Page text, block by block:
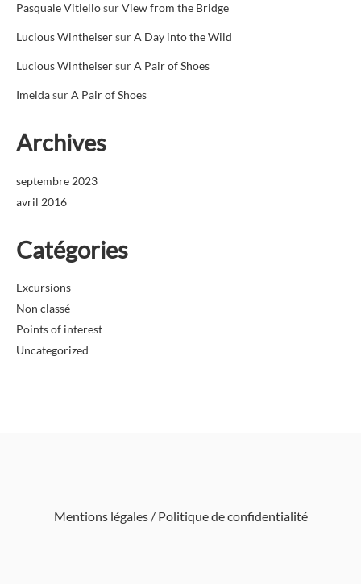
Pasquale VitiellosurView from the Bridge
Lucious WintheisersurA Day into the Wild
Lucious WintheisersurA Pair of Shoes
ImeldasurA Pair of Shoes
Archives
septembre 2023
avril 2016
Catégories
Excursions
Non classé
Points of interest
Uncategorized
Mentions légales / Politique de confidentialité